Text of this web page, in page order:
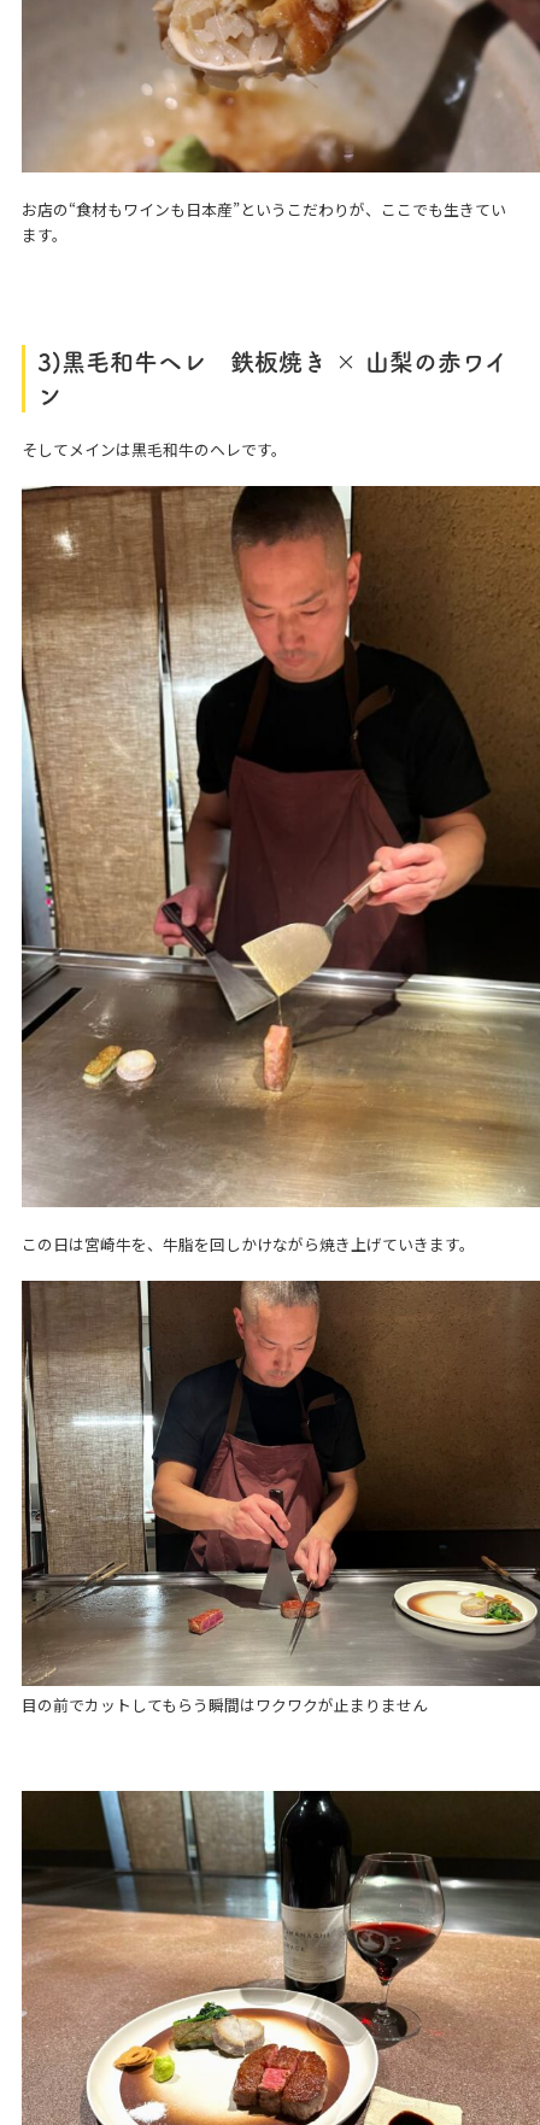
お店の“食材もワインも日本産”というこだわりが、ここでも生きてい
ます。
3)黒毛和牛ヘレ 鉄板焼き × 山梨の赤ワイ
ン
そしてメインは黒毛和牛のヘレです。
この日は宮崎牛を、牛脂を回しかけながら焼き上げていきます。
目の前でカットしてもらう瞬間はワクワクが止まりません